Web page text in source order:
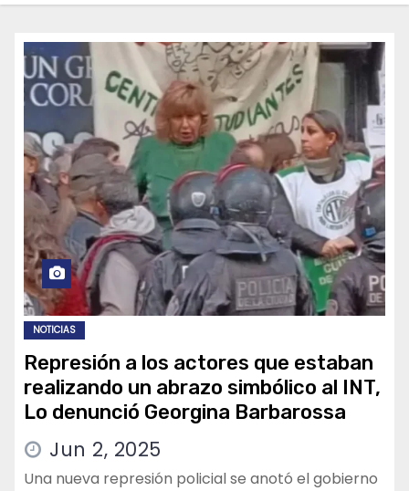
NOTICIAS
Represión a los actores que estaban
realizando un abrazo simbólico al INT,
Lo denunció Georgina Barbarossa
Jun 2, 2025
Una nueva represión policial se anotó el gobierno